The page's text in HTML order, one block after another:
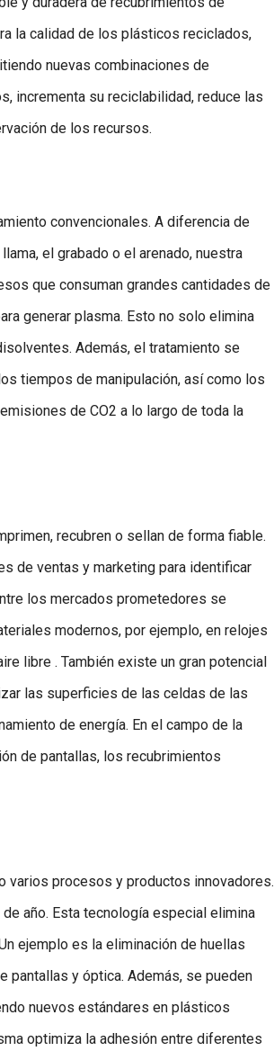
la calidad de los plásticos reciclados,
nuevas combinaciones de
incrementa su reciclabilidad, reduce las
de los recursos.
convencionales. A diferencia de
el grabado o el arenado, nuestra
que consuman grandes cantidades de
generar plasma. Esto no solo elimina
Además, el tratamiento se
tiempos de manipulación, así como los
de CO2 a lo largo de toda la
recubren o sellan de forma fiable.
de ventas y marketing para identificar
los mercados prometedores se
modernos, por ejemplo, en relojes
libre . También existe un gran potencial
las superficies de las celdas de las
de energía. En el campo de la
de pantallas, los recubrimientos
varios procesos y productos innovadores.
año. Esta tecnología especial elimina
ejemplo es la eliminación de huellas
pantallas y óptica. Además, se pueden
nuevos estándares en plásticos
optimiza la adhesión entre diferentes